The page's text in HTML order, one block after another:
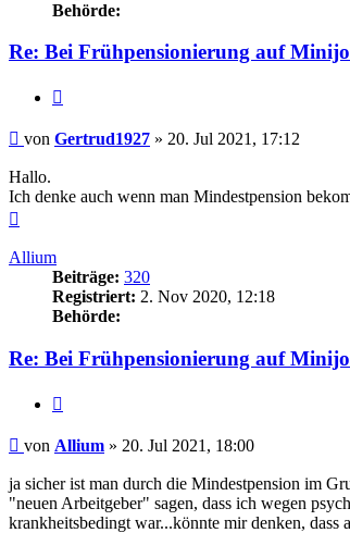
Behörde:
Re: Bei Frühpensionierung auf
Beitrag
von Gertrud1927 » 20. Jul 2021, 17:12
Hallo.
Ich denke auch wenn man Mindestpension
Allium
Beiträge: 320
Registriert: 2. Nov 2020, 12:18
Behörde:
Re: Bei Frühpensionierung auf
Beitrag
von Allium » 20. Jul 2021, 18:00
ja sicher ist man durch die Mindestpension im
"neuen Arbeitgeber" sagen, dass ich wegen
krankheitsbedingt war...könnte mir denken,